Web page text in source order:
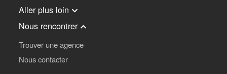
Aller plus loin
Nous rencontrer
Trouver une agence
Nous contacter